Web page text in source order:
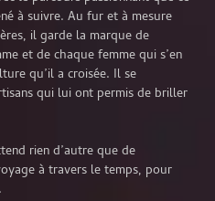
à suivre. Au fur et à mesure
il garde la marque de
et de chaque femme qui s’en
qu’il a croisée. Il se
qui lui ont permis de briller
rien d’autre que de
à travers le temps, pour